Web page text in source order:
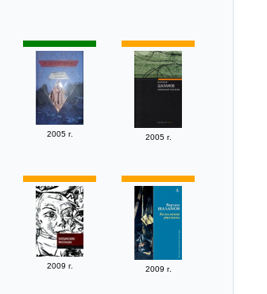
2005 г. 2005 г.
2009 г. 2009 г.